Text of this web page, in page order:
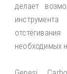
делает
необходимых